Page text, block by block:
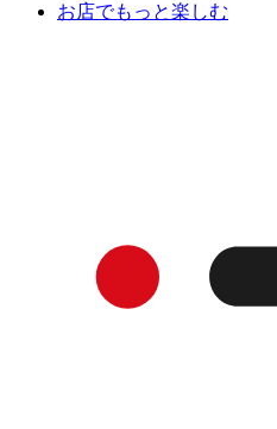
お店でもっと楽しむ